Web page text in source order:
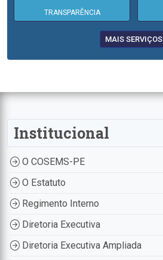
TRANSPARÊNCIA
MAIS SERVIÇOS
Institucional
O COSEMS-PE
O Estatuto
Regimento Interno
Diretoria Executiva
Diretoria Executiva Ampliada